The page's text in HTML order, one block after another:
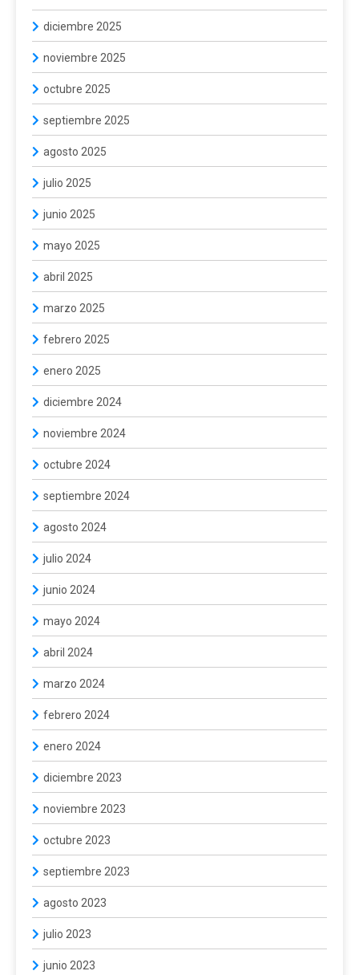
diciembre 2025
noviembre 2025
octubre 2025
septiembre 2025
agosto 2025
julio 2025
junio 2025
mayo 2025
abril 2025
marzo 2025
febrero 2025
enero 2025
diciembre 2024
noviembre 2024
octubre 2024
septiembre 2024
agosto 2024
julio 2024
junio 2024
mayo 2024
abril 2024
marzo 2024
febrero 2024
enero 2024
diciembre 2023
noviembre 2023
octubre 2023
septiembre 2023
agosto 2023
julio 2023
junio 2023